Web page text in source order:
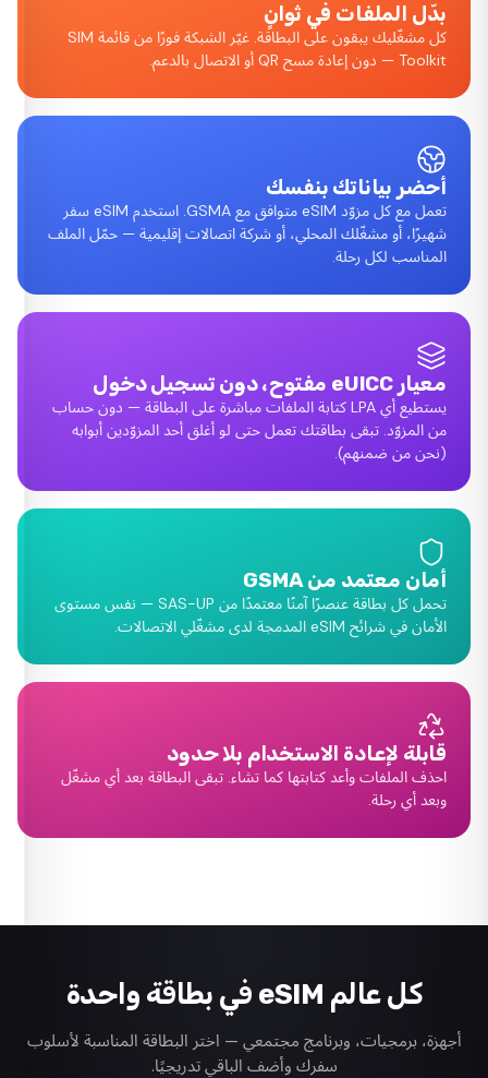
بدّل الملفات في ثوانٍ
كل مشغّليك يبقون على البطاقة. غيّر الشبكة فورًا من قائمة SIM
Toolkit — دون إعادة مسح QR أو الاتصال بالدعم.
أحضر بياناتك بنفسك
تعمل مع كل مزوّد eSIM متوافق مع GSMA. استخدم eSIM سفر
شهيرًا، أو مشغّلك المحلي، أو شركة اتصالات إقليمية — حمّل الملف
المناسب لكل رحلة.
معيار eUICC مفتوح، دون تسجيل دخول
يستطيع أي LPA كتابة الملفات مباشرة على البطاقة — دون حساب
من المزوّد. تبقى بطاقتك تعمل حتى لو أغلق أحد المزوّدين أبوابه
(نحن من ضمنهم).
أمان معتمد من GSMA
تحمل كل بطاقة عنصرًا آمنًا معتمدًا من SAS-UP — نفس مستوى
الأمان في شرائح eSIM المدمجة لدى مشغّلي الاتصالات.
قابلة لإعادة الاستخدام بلا حدود
احذف الملفات وأعد كتابتها كما تشاء. تبقى البطاقة بعد أي مشغّل
وبعد أي رحلة.
كل عالم eSIM في بطاقة واحدة
أجهزة، برمجيات، وبرنامج مجتمعي — اختر البطاقة المناسبة لأسلوب
سفرك وأضف الباقي تدريجيًا.